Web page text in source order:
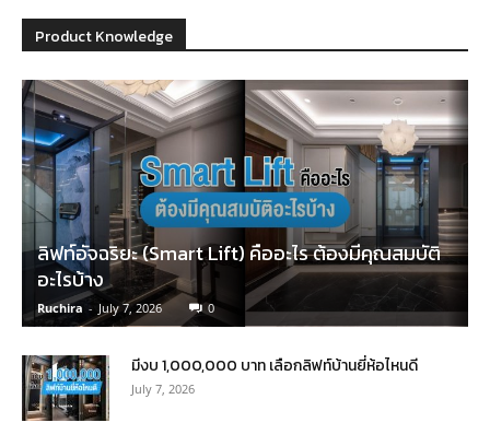
Product Knowledge
ลิฟท์อัจฉริยะ (Smart Lift) คืออะไร ต้องมีคุณสมบัติ
อะไรบ้าง
Ruchira - July 7, 2026 0
มีงบ 1,000,000 บาท เลือกลิฟท์บ้านยี่ห้อไหนดี
July 7, 2026